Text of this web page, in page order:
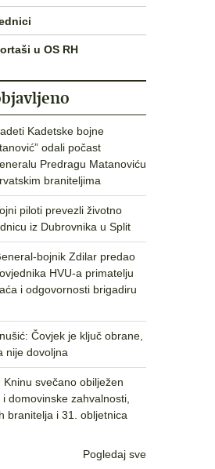
u OS RH
Kadetske bojne
odali počast
Predragu Matanoviću
braniteljima
piloti prevezli životno
iz Dubrovnika u Split
bojnik Zdilar predao
HVU-a primatelju
i odgovornosti brigadiru
Čovjek je ključ obrane,
nije dovoljna
Kninu svečano obilježen
domovinske zahvalnosti,
branitelja i 31. obljetnica
Pogledaj sve